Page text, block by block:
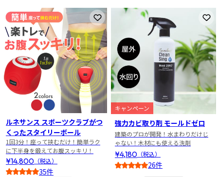
お気に入りに登録
ルネサンス スポーツクラブがつ
くったスタイリーボール
1回3分！座って挟むだけ！簡単ラク
に下半身を鍛えてお腹スッキリ！
¥14,800 （税込）
35件
お
キャンペーン
強力カビ取り剤 モールドゼロ
建築のプロが開発！水まわりだけじ
ゃない！木材にも使える洗剤
¥4,180 （税込）
26件